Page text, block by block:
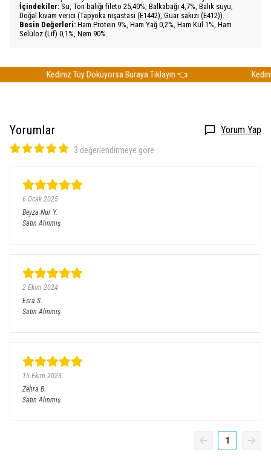
İçindekiler: Su, Ton balığı fileto 25,40%, Balkabağı 4,7%, Balık suyu,
Doğal kıvam verici (Tapyoka nişastası (E1442), Guar sakızı (E412)).
Besin Değerleri: Ham Protein 9%, Ham Yağ 0,2%, Ham Kül 1%, Ham
Selüloz (Lif) 0,1%, Nem 90%.
Kediniz Tüy Döküyorsa Buraya Tıklayın 👈 Kediniz
Yorumlar Yorum Yap
3 değerlendirmeye göre
6 Ocak 2025
Beyza Nur Y.
Satın Alınmış
2 Ekim 2024
Esra S.
Satın Alınmış
15 Ekim 2023
Zehra B.
Satın Alınmış
1